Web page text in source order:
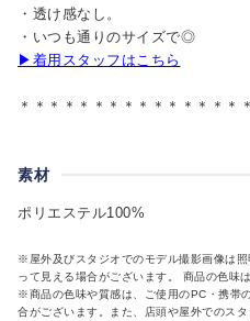
・透け感なし。
・いつも通りのサイズで◎
▶着用スタッフはこちら
＊＊＊＊＊＊＊＊＊＊＊＊＊＊＊
素材
ポリエステル100%
※屋外及びスタジオでのモデル撮影画像は
って見える場合がございます。 商品の色味
※商品の色味や質感は、ご使用のPC・携帯
合がございます。また、店頭や屋外でのス